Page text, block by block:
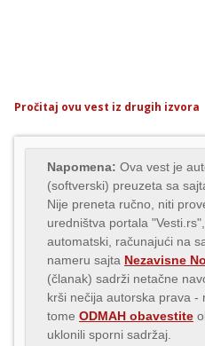
Pročitaj ovu vest iz drugih izvora
Napomena: Ova vest je
(softverski) preuzeta sa
Nije preneta ručno, niti
uredništva portala
automatski, računajući na
nameru sajta Nezavisne
(članak) sadrži netačne
krši nečija autorska prava -
tome ODMAH obavestite
uklonili sporni sadržaj.